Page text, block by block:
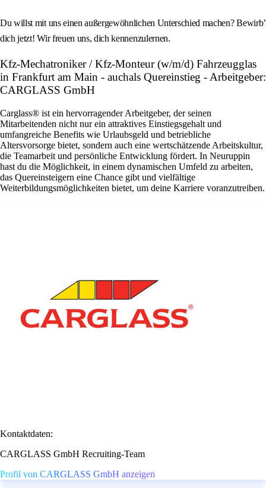
Du willst mit uns einen außergewöhnlichen Unterschied machen? Bewirb’
dich jetzt! Wir freuen uns, dich kennenzulernen.
Kfz-Mechatroniker / Kfz-Monteur (w/m/d) Fahrzeugglas
in Frankfurt am Main - auchals Quereinstieg - Arbeitgeber:
CARGLASS GmbH
Carglass® ist ein hervorragender Arbeitgeber, der seinen
Mitarbeitenden nicht nur ein attraktives Einstiegsgehalt und
umfangreiche Benefits wie Urlaubsgeld und betriebliche
Altersvorsorge bietet, sondern auch eine wertschätzende Arbeitskultur,
die Teamarbeit und persönliche Entwicklung fördert. In Neuruppin
hast du die Möglichkeit, in einem dynamischen Umfeld zu arbeiten,
das Quereinsteigern eine Chance gibt und vielfältige
Weiterbildungsmöglichkeiten bietet, um deine Karriere voranzutreiben.
Kontaktdaten:
CARGLASS GmbH Recruiting-Team
Profil von CARGLASS GmbH anzeigen